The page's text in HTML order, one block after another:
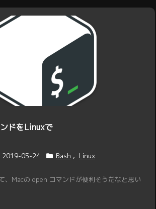
ドをLinuxで
2019-05-24 Bash , Linux
、Macの open コマンドが便利そうだなと思い